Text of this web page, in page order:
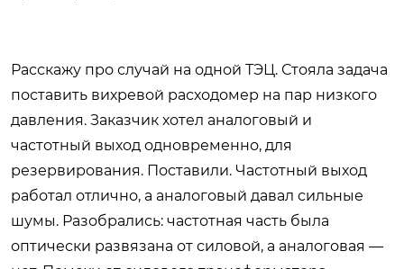
Расскажу про случай на одной ТЭЦ. Стояла задача
поставить вихревой расходомер на пар низкого
давления. Заказчик хотел аналоговый и
частотный выход одновременно, для
резервирования. Поставили. Частотный выход
работал отлично, а аналоговый давал сильные
шумы. Разобрались: частотная часть была
оптически развязана от силовой, а аналоговая —